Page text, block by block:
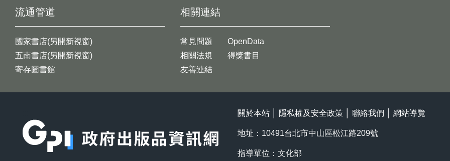
流通管道
國家書店(另開新視窗)
五南書店(另開新視窗)
寄存圖書館
相關連結
常見問題
相關法規
友善連結
OpenData
得獎書目
關於本站 隱私權及安全政策 聯絡我們 網站導覽
地址：10491台北市中山區松江路209號
指導單位：文化部